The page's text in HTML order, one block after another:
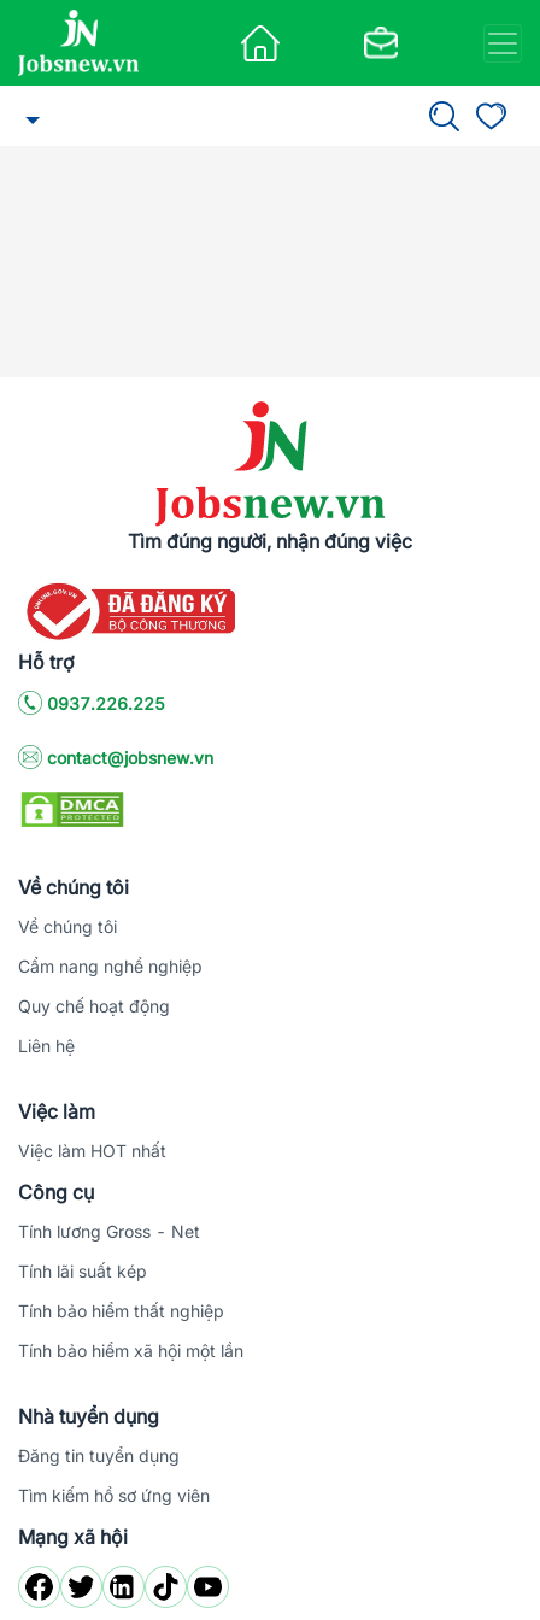
Tìm đúng người, nhận đúng việc
Hỗ trợ
0937.226.225
contact@jobsnew.vn
Về chúng tôi
Về chúng tôi
Cẩm nang nghề nghiệp
Quy chế hoạt động
Liên hệ
Việc làm
Việc làm HOT nhất
Công cụ
Tính lương Gross - Net
Tính lãi suất kép
Tính bảo hiểm thất nghiệp
Tính bảo hiểm xã hội một lần
Nhà tuyển dụng
Đăng tin tuyển dụng
Tìm kiếm hồ sơ ứng viên
Mạng xã hội